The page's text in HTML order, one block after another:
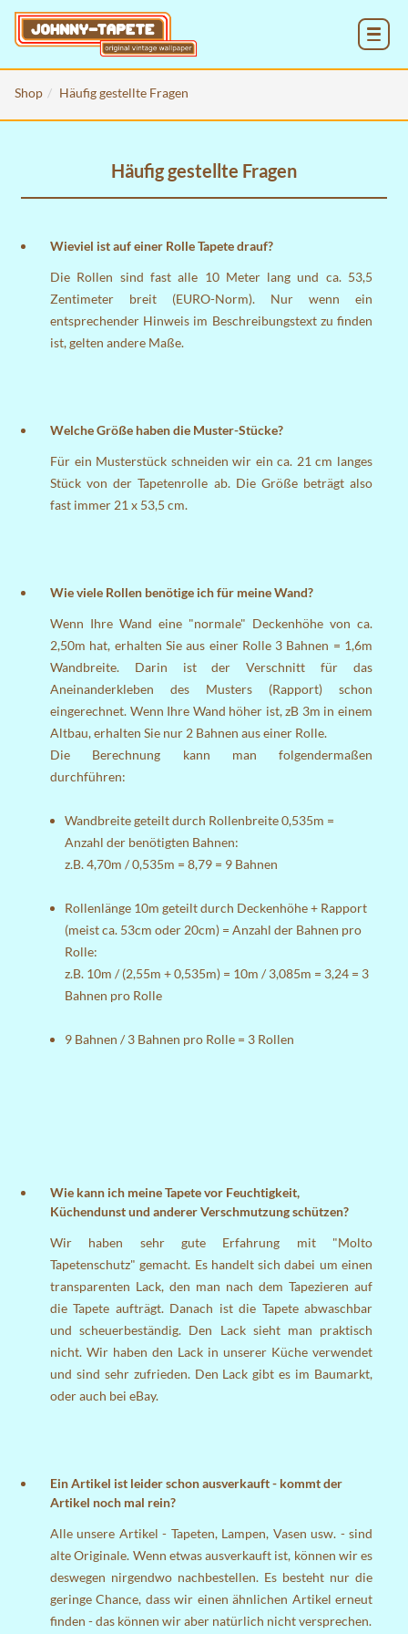
Shop Häufig gestellte Fragen
Häufig gestellte Fragen
Wieviel ist auf einer Rolle Tapete drauf?
Die Rollen sind fast alle 10 Meter lang und ca. 53,5
Zentimeter breit (EURO-Norm). Nur wenn ein
entsprechender Hinweis im Beschreibungstext zu finden
ist, gelten andere Maße.
Welche Größe haben die Muster-Stücke?
Für ein Musterstück schneiden wir ein ca. 21 cm langes
Stück von der Tapetenrolle ab. Die Größe beträgt also
fast immer 21 x 53,5 cm.
Wie viele Rollen benötige ich für meine Wand?
Wenn Ihre Wand eine "normale" Deckenhöhe von ca.
2,50m hat, erhalten Sie aus einer Rolle 3 Bahnen = 1,6m
Wandbreite. Darin ist der Verschnitt für das
Aneinanderkleben des Musters (Rapport) schon
eingerechnet. Wenn Ihre Wand höher ist, zB 3m in einem
Altbau, erhalten Sie nur 2 Bahnen aus einer Rolle.
Die Berechnung kann man folgendermaßen
durchführen:
Wandbreite geteilt durch Rollenbreite 0,535m =
Anzahl der benötigten Bahnen:
z.B. 4,70m / 0,535m = 8,79 = 9 Bahnen
Rollenlänge 10m geteilt durch Deckenhöhe + Rapport
(meist ca. 53cm oder 20cm) = Anzahl der Bahnen pro
Rolle:
z.B. 10m / (2,55m + 0,535m) = 10m / 3,085m = 3,24 = 3
Bahnen pro Rolle
9 Bahnen / 3 Bahnen pro Rolle = 3 Rollen
Wie kann ich meine Tapete vor Feuchtigkeit,
Küchendunst und anderer Verschmutzung schützen?
Wir haben sehr gute Erfahrung mit "Molto
Tapetenschutz" gemacht. Es handelt sich dabei um einen
transparenten Lack, den man nach dem Tapezieren auf
die Tapete aufträgt. Danach ist die Tapete abwaschbar
und scheuerbeständig. Den Lack sieht man praktisch
nicht. Wir haben den Lack in unserer Küche verwendet
und sind sehr zufrieden. Den Lack gibt es im Baumarkt,
oder auch bei eBay.
Ein Artikel ist leider schon ausverkauft - kommt der
Artikel noch mal rein?
Alle unsere Artikel - Tapeten, Lampen, Vasen usw. - sind
alte Originale. Wenn etwas ausverkauft ist, können wir es
deswegen nirgendwo nachbestellen. Es besteht nur die
geringe Chance, dass wir einen ähnlichen Artikel erneut
finden - das können wir aber natürlich nicht versprechen.